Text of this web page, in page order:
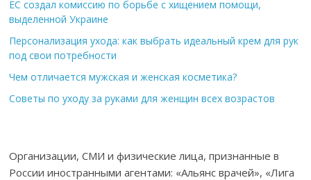
ЕС создал комиссию по борьбе с хищением помощи,
выделенной Украине
Персонализация ухода: как выбрать идеальный крем для рук
под свои потребности
Чем отличается мужская и женская косметика?
Советы по уходу за руками для женщин всех возрастов
Организации, СМИ и физические лица, признанные в
России иностранными агентами: «Альянс врачей», «Лига